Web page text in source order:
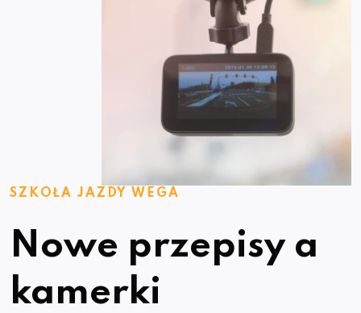
SZKOŁA JAZDY WEGA
Nowe przepisy a
kamerki